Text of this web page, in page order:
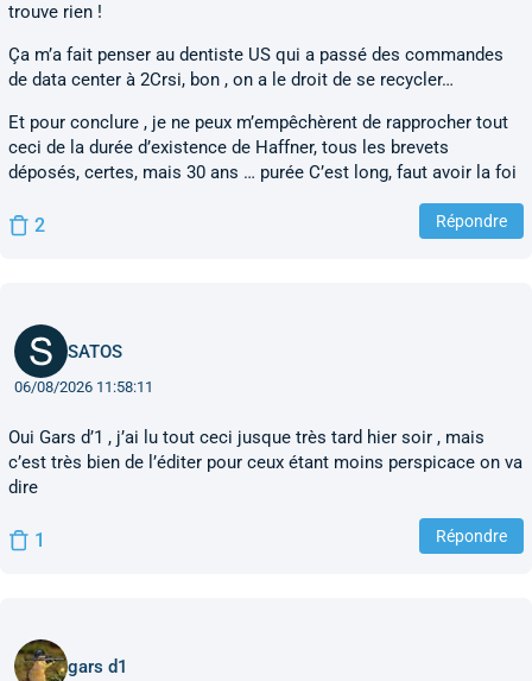
trouve rien !
Ça m’a fait penser au dentiste US qui a passé des commandes
de data center à 2Crsi, bon , on a le droit de se recycler…
Et pour conclure , je ne peux m’empêchèrent de rapprocher tout
ceci de la durée d’existence de Haffner, tous les brevets
déposés, certes, mais 30 ans … purée C’est long, faut avoir la foi
2 Répondre
SATOS
06/08/2026 11:58:11
Oui Gars d’1 , j’ai lu tout ceci jusque très tard hier soir , mais
c’est très bien de l’éditer pour ceux étant moins perspicace on va
dire
1 Répondre
gars d1